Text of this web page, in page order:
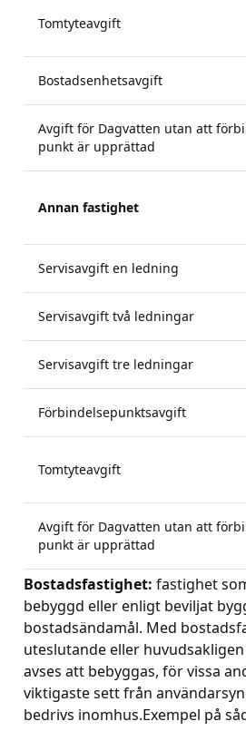
Tomtyteavgift
Bostadsenhetsavgift
Avgift för Dagvatten utan att
punkt är upprättad
Annan fastighet
Servisavgift en ledning
Servisavgift två ledningar
Servisavgift tre ledningar
Förbindelsepunktsavgift
Tomtyteavgift
Avgift för Dagvatten utan att
punkt är upprättad
Bostadsfastighet: fastighet
bebyggd eller enligt beviljat
bostadsändamål. Med
uteslutande eller
avses att bebyggas, för vissa
viktigaste sett från
bedrivs inomhus.Exempel på